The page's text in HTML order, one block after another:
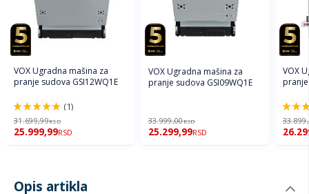
VOX Ugradna mašina za
pranje sudova GSI12WQ1E
100%
(1)
31.699,99RSD
25.999,99RSD
VOX Ugradna mašina za
pranje sudova GSI09WQ1E
33.999,00RSD
25.299,99RSD
VOX
100%
Opis artikla